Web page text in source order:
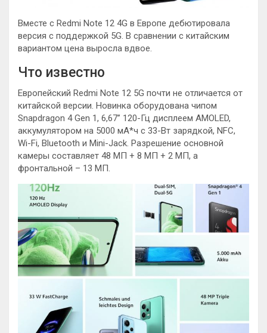
Вместе с Redmi Note 12 4G в Европе дебютировала
версия с поддержкой 5G. В сравнении с китайским
вариантом цена выросла вдвое.
Что известно
Европейский Redmi Note 12 5G почти не отличается от
китайской версии. Новинка оборудована чипом
Snapdragon 4 Gen 1, 6,67” 120-Гц дисплеем AMOLED,
аккумулятором на 5000 мА*ч с 33-Вт зарядкой, NFC,
Wi-Fi, Bluetooth и Mini-Jack. Разрешение основной
камеры составляет 48 МП + 8 МП + 2 МП, а
фронтальной – 13 МП.